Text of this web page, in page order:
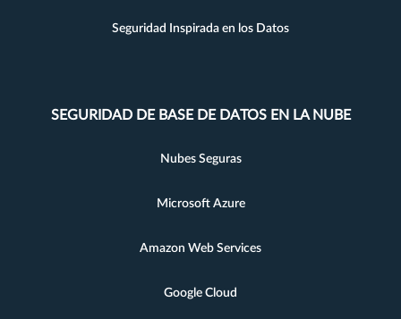
Seguridad Inspirada en los Datos
SEGURIDAD DE BASE DE DATOS EN LA NUBE
Nubes Seguras
Microsoft Azure
Amazon Web Services
Google Cloud